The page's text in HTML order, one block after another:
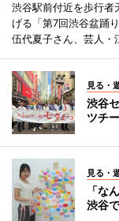
渋谷駅前付近を歩行者
げる「第7回渋谷盆踊
伍代夏子さん、芸人・
見る・
渋谷
ツチ
見る・
「な
渋谷